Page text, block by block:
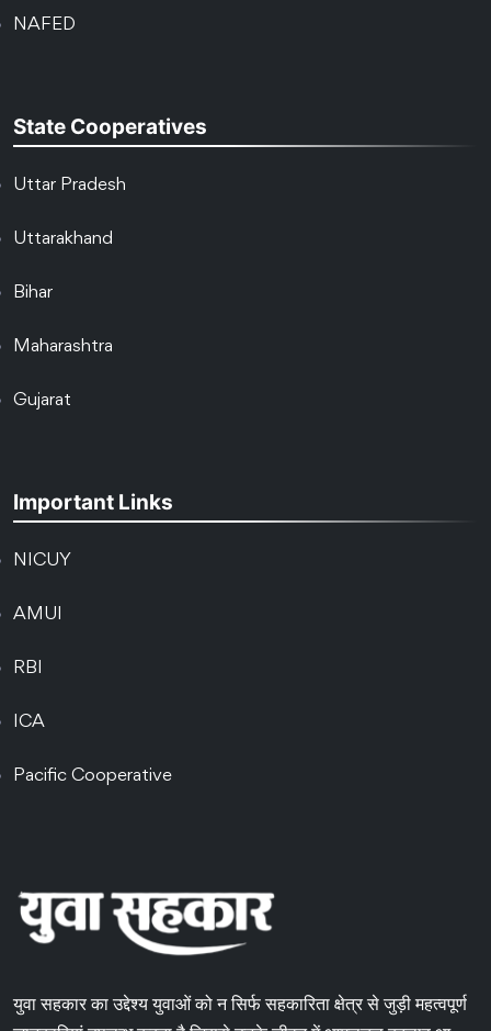
NAFED
State Cooperatives
Uttar Pradesh
Uttarakhand
Bihar
Maharashtra
Gujarat
Important Links
NICUY
AMUI
RBI
ICA
Pacific Cooperative
युवा सहकार का उद्देश्य युवाओं को न सिर्फ सहकारिता क्षेत्र से जुड़ी महत्वपूर्ण